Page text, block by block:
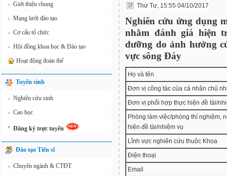
» Giới thiệu chung
» Mạng lưới đào tạo
» Cơ cấu tổ chức
» Hội đồng khoa học & Đào tạo
Hoạt động đoàn thể
Tuyển sinh
» Nghiên cứu sinh
» Cao học
» Đăng ký trực tuyến
Đào tạo Tiến sĩ
» Chuyên ngành & CTĐT
Thứ Tư, 15:55 04/10/2017
Nghiên cứu ứng dụng
nhằm đánh giá hiện
dưỡng do ảnh hưởng
vực sông Đáy
Họ và tên
Đơn vị công tác của cá nhân chủ
Đơn vị phối hợp thực hiện đề tài/
Phòng làm việc/phòng thí nghiệm,
hiện đề tài/nhiệm vụ
Lĩnh vực nghiên cứu thuộc Khoa
Điện thoại
Email